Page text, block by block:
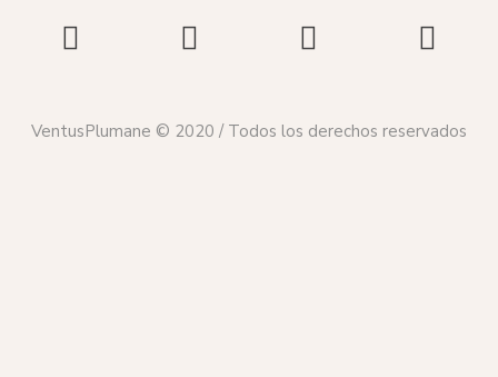
VentusPlumane © 2020 / Todos los derechos reservados